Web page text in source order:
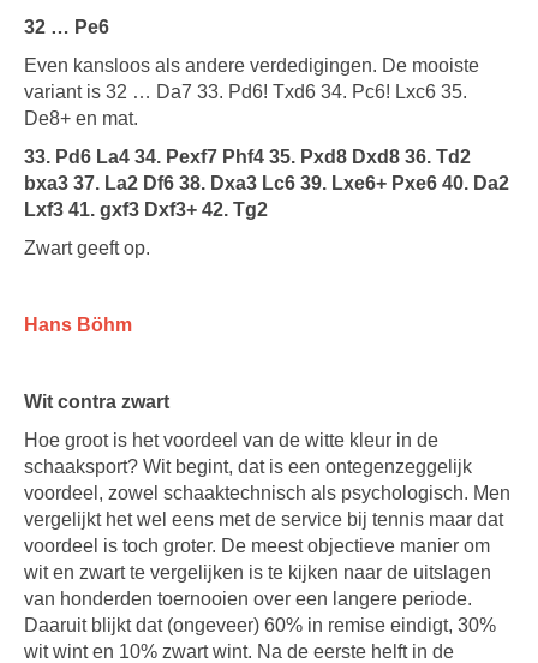
32 … Pe6
Even kansloos als andere verdedigingen. De mooiste
variant is 32 … Da7 33. Pd6! Txd6 34. Pc6! Lxc6 35.
De8+ en mat.
33. Pd6 La4 34. Pexf7 Phf4 35. Pxd8 Dxd8 36. Td2
bxa3 37. La2 Df6 38. Dxa3 Lc6 39. Lxe6+ Pxe6 40. Da2
Lxf3 41. gxf3 Dxf3+ 42. Tg2
Zwart geeft op.
Hans Böhm
Wit contra zwart
Hoe groot is het voordeel van de witte kleur in de
schaaksport? Wit begint, dat is een ontegenzeggelijk
voordeel, zowel schaaktechnisch als psychologisch. Men
vergelijkt het wel eens met de service bij tennis maar dat
voordeel is toch groter. De meest objectieve manier om
wit en zwart te vergelijken is te kijken naar de uitslagen
van honderden toernooien over een langere periode.
Daaruit blijkt dat (ongeveer) 60% in remise eindigt, 30%
wit wint en 10% zwart wint. Na de eerste helft in de